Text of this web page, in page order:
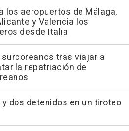
los aeropuertos de Málaga,
y Valencia los
desde Italia
tras viajar a
la repatriación de
y dos detenidos en un tiroteo